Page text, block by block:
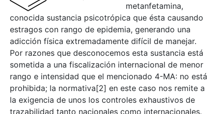
metanfetamina,
conocida sustancia psicotrópica que ésta causando
estragos con rango de epidemia, generando una
adicción física extremadamente difícil de manejar.
Por razones que desconocemos esta sustancia está
sometida a una fiscalización internacional de menor
rango e intensidad que el mencionado 4-MA: no está
prohibida; la normativa[2] en este caso nos remite a
la exigencia de unos los controles exhaustivos de
trazabilidad tanto nacionales como internacionales.